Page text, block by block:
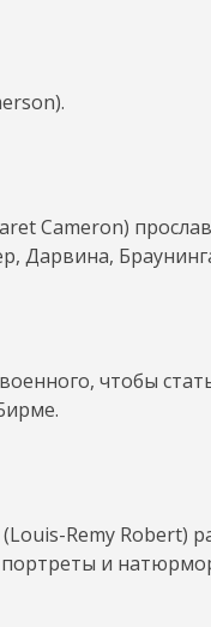
Cameron)
Дарвина,
чтобы
Remy Robert)
и